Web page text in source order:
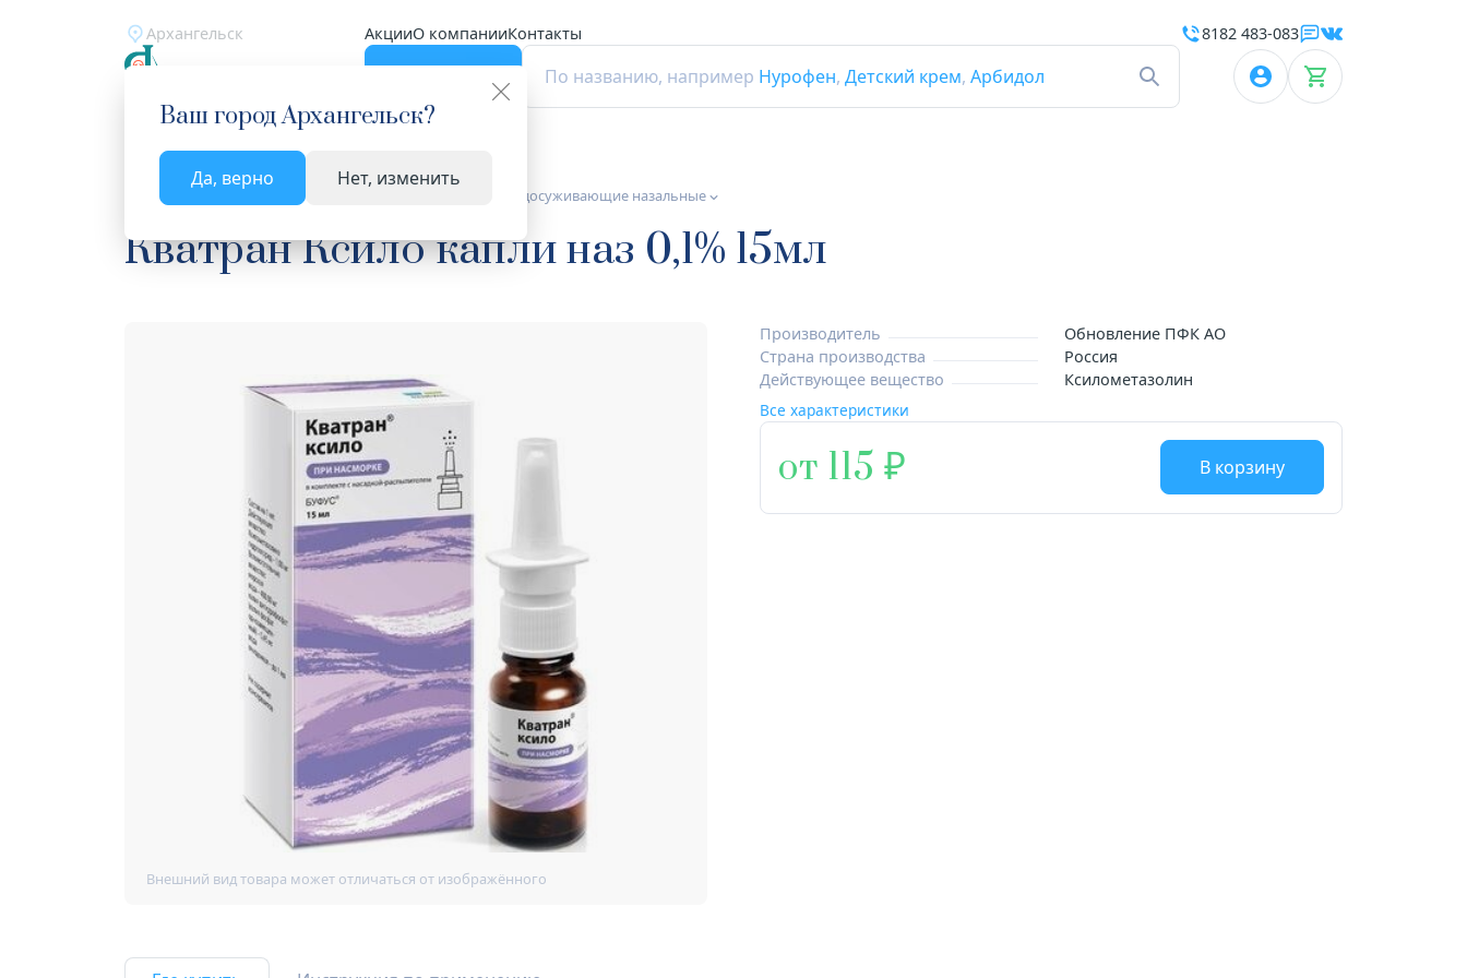
Архангельск АкцииО компанииКонтакты
По названию, например Нурофен, Детский крем, Арбидол
Ваш городАрхангельск?
Да, верно Нет, изменить
8182 483-083
Главная Каталог Лекарства и БАД Средства сосудосуживающие назальные
Кватран Ксило капли наз 0,1% 15мл
Производитель
Обновление ПФК АО
Страна производства
Россия
Действующее вещество
Ксилометазолин
Все характеристики
от 115 В корзину